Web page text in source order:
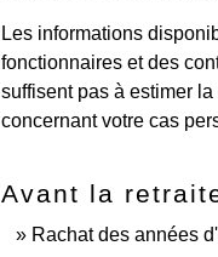
Les informations
fonctionnaires et des
suffisent pas à estimer
concernant votre cas
Avant la
Rachat des années